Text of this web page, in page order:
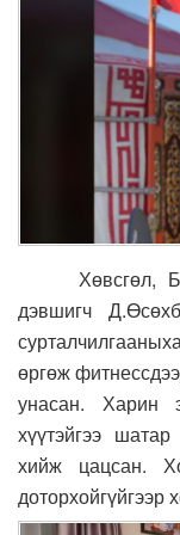
Хөвсгөл,
дэвшигч
өргөж
унасан. Харин
хүүтэйгээ шатар
хийж цацсан.
доторхойгүйгээр